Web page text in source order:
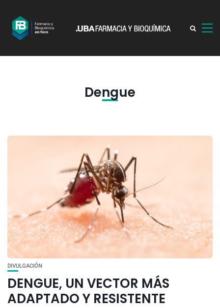
Dengue
DIVULGACIÓN
DENGUE, UN VECTOR MÁS
ADAPTADO Y RESISTENTE